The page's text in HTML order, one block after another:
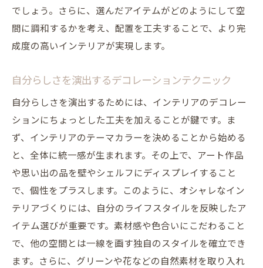
でしょう。さらに、選んだアイテムがどのようにして空
間に調和するかを考え、配置を工夫することで、より完
成度の高いインテリアが実現します。
自分らしさを演出するデコレーションテクニック
自分らしさを演出するためには、インテリアのデコレー
ションにちょっとした工夫を加えることが鍵です。ま
ず、インテリアのテーマカラーを決めることから始める
と、全体に統一感が生まれます。その上で、アート作品
や思い出の品を壁やシェルフにディスプレイすること
で、個性をプラスします。このように、オシャレなイン
テリアづくりには、自分のライフスタイルを反映したア
イテム選びが重要です。素材感や色合いにこだわること
で、他の空間とは一線を画す独自のスタイルを確立でき
ます。さらに、グリーンや花などの自然素材を取り入れ